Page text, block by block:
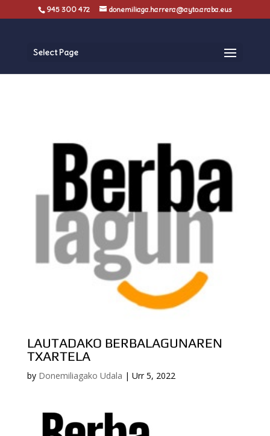
945 300 472 donemiliaga.harrera@ayto.araba.eus
Select Page
LAUTADAKO BERBALAGUNAREN
TXARTELA
by Donemiliagako Udala | Urr 5, 2022